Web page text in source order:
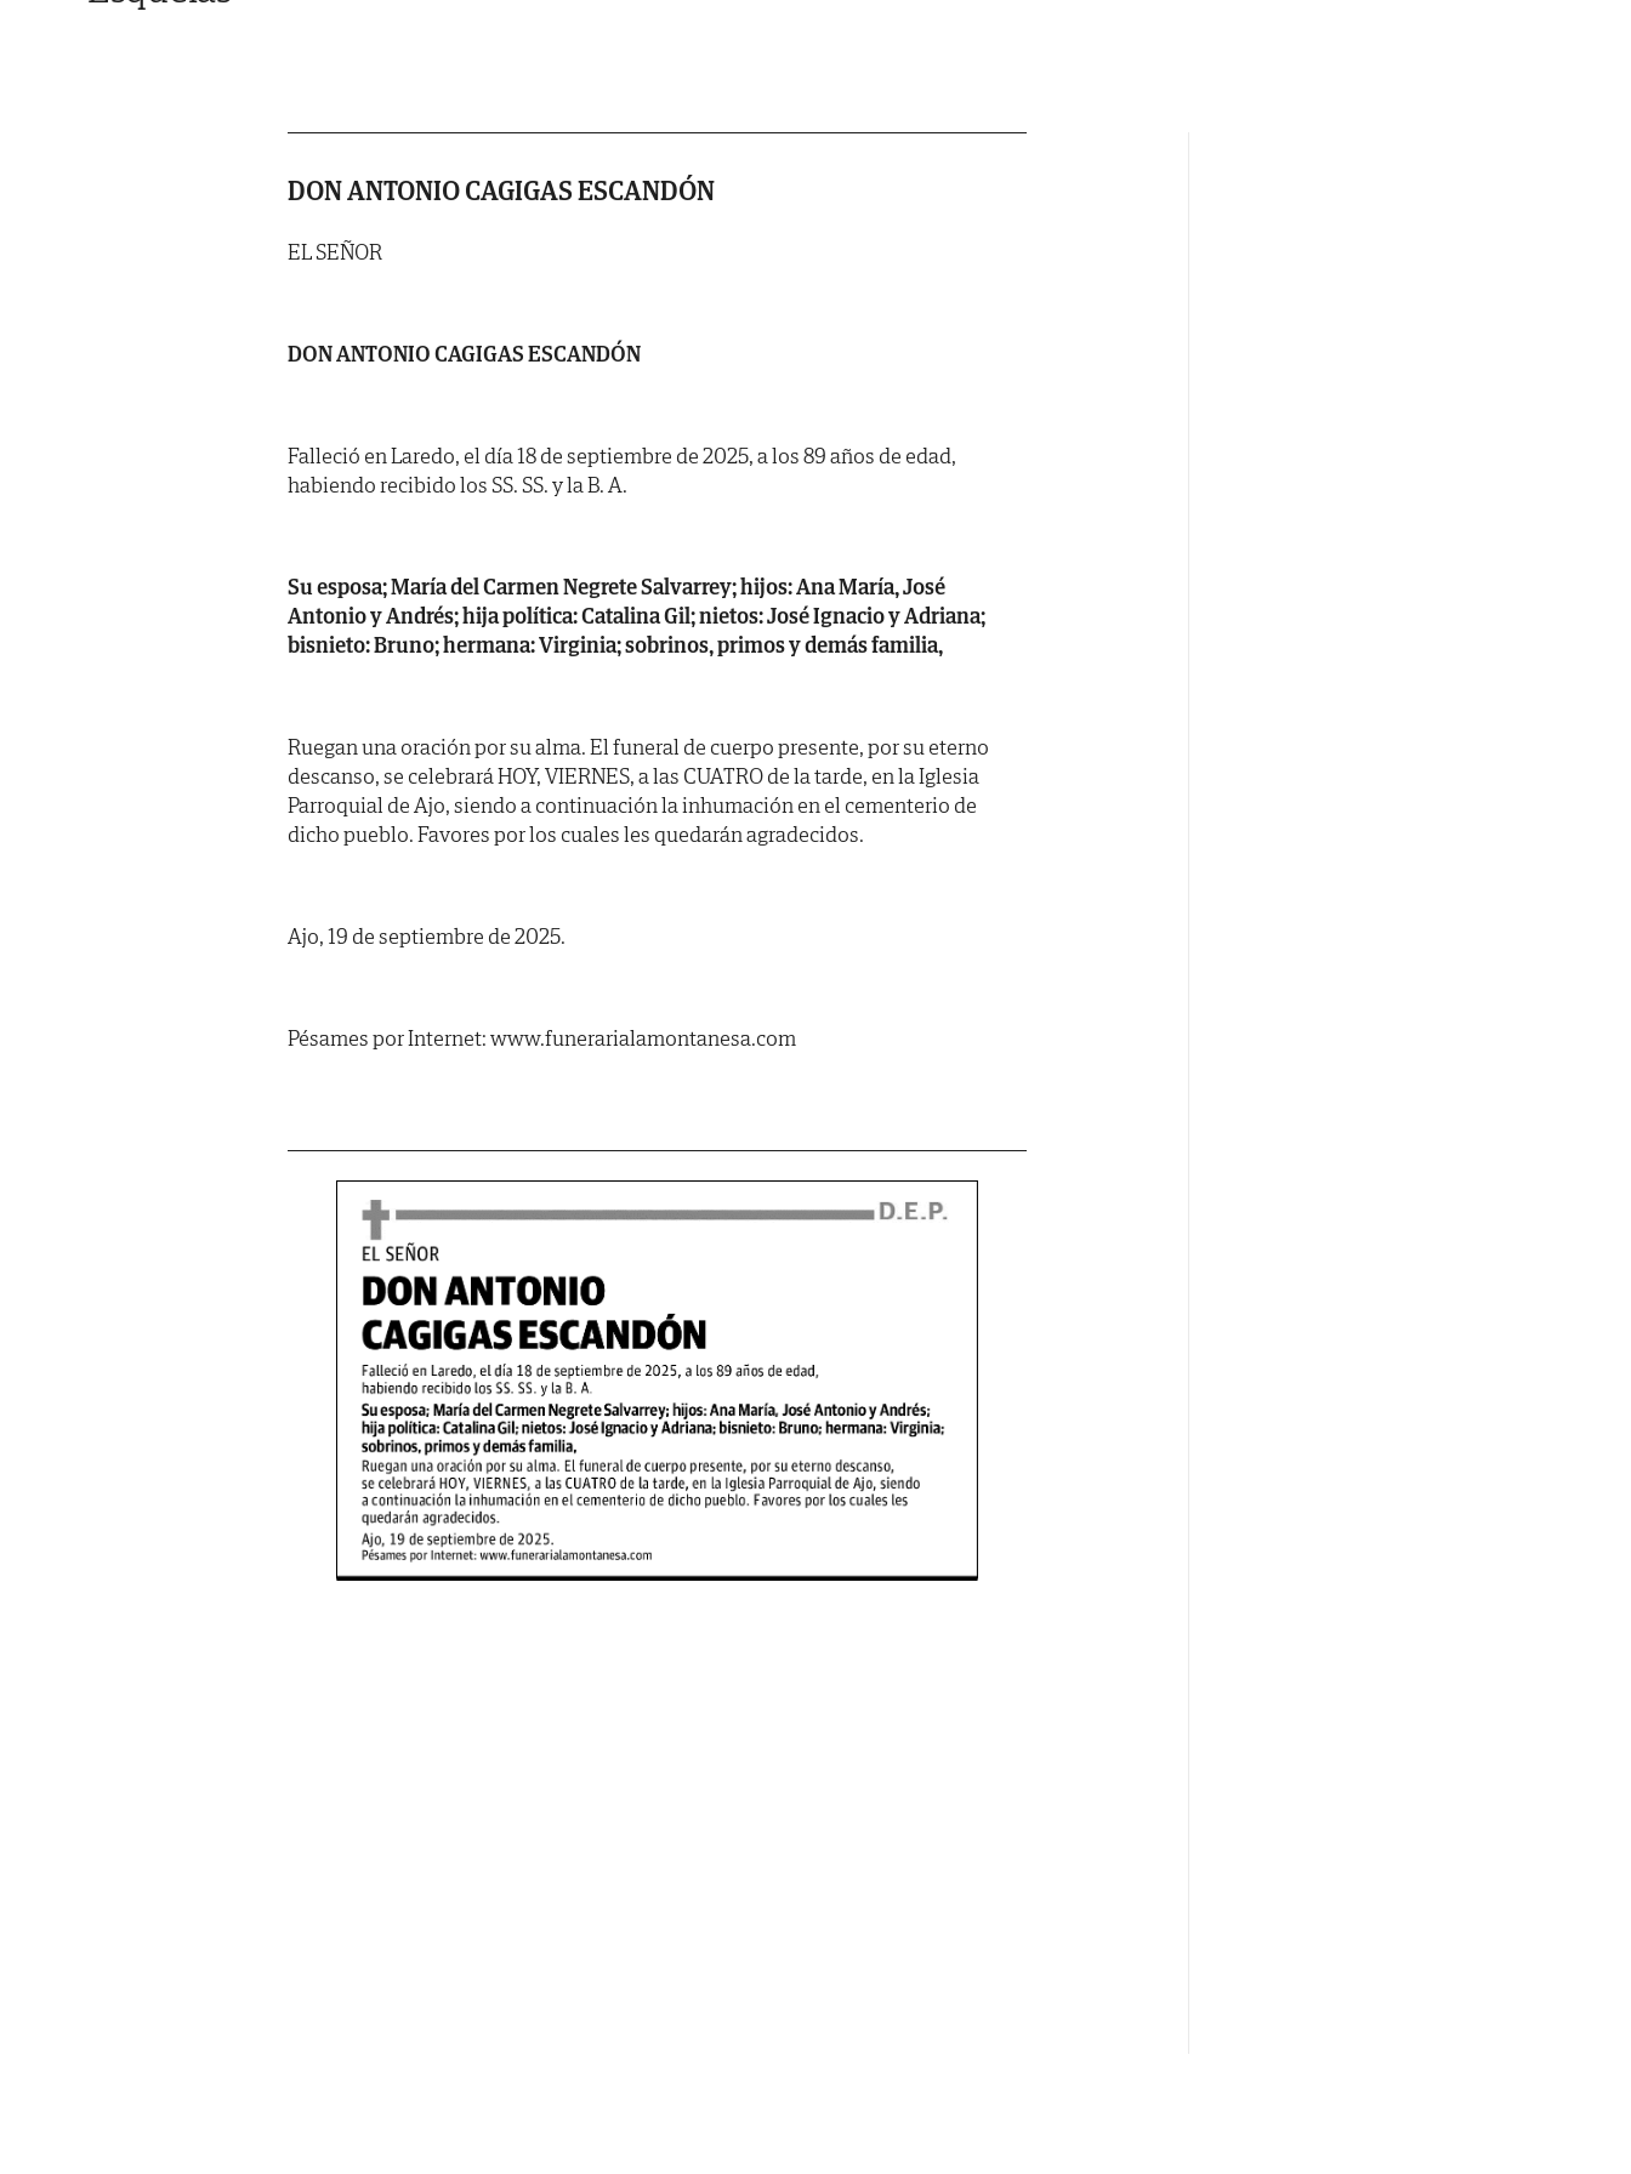
DON ANTONIO CAGIGAS ESCANDÓN
EL SEÑOR
DON ANTONIO CAGIGAS ESCANDÓN
Falleció en Laredo, el día 18 de septiembre de 2025, a los 89 años de edad,
habiendo recibido los SS. SS. y la B. A.
Su esposa; María del Carmen Negrete Salvarrey; hijos: Ana María, José
Antonio y Andrés; hija política: Catalina Gil; nietos: José Ignacio y Adriana;
bisnieto: Bruno; hermana: Virginia; sobrinos, primos y demás familia,
Ruegan una oración por su alma. El funeral de cuerpo presente, por su eterno
descanso, se celebrará HOY, VIERNES, a las CUATRO de la tarde, en la Iglesia
Parroquial de Ajo, siendo a continuación la inhumación en el cementerio de
dicho pueblo. Favores por los cuales les quedarán agradecidos.
Ajo, 19 de septiembre de 2025.
Pésames por Internet: www.funerarialamontanesa.com